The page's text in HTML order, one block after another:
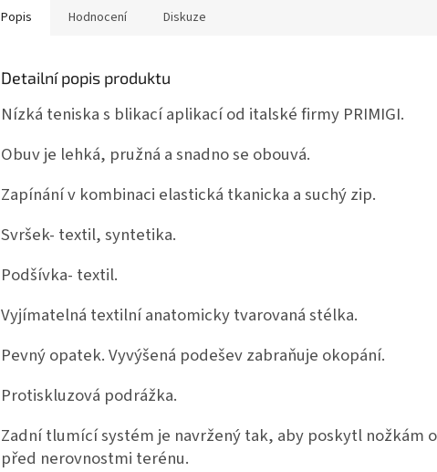
Popis Hodnocení Diskuze
Detailní popis produktu
Nízká teniska s blikací aplikací od italské firmy PRIMIGI.
Obuv je lehká, pružná a snadno se obouvá.
Zapínání v kombinaci elastická tkanicka a suchý zip.
Svršek- textil, syntetika.
Podšívka- textil.
Vyjímatelná textilní anatomicky tvarovaná stélka.
Pevný opatek. Vyvýšená podešev zabraňuje okopání.
Protiskluzová podrážka.
Zadní tlumící systém je navržený tak, aby poskytl nožkám
před nerovnostmi terénu.